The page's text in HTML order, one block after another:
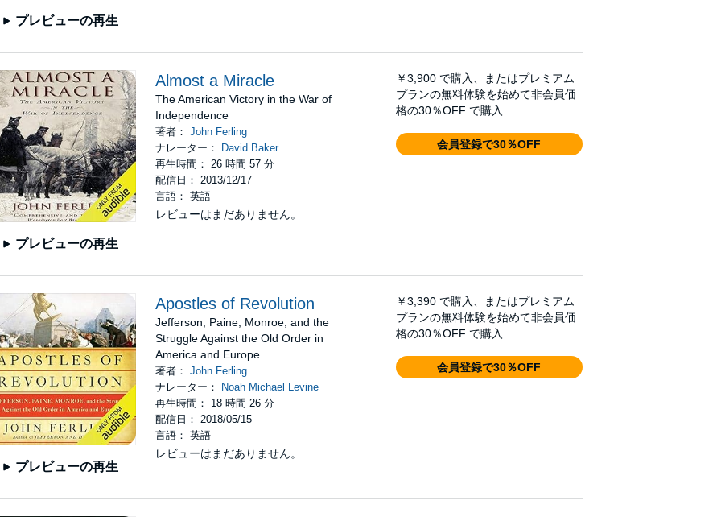
プレビューの再生
プレビューの再生
Almost a Miracle
The American Victory in the War of
Independence
著者：John Ferling
ナレーター： David Baker
再生時間： 26 時間 57 分
配信日： 2013/12/17
言語： 英語
レビューはまだありません。
￥3,900 で購入、またはプレミアム
プランの無料体験を始めて非会員価
格の30％OFF で購入
会員登録で30％OFF
プレビューの再生
Apostles of Revolution
Jefferson, Paine, Monroe, and the
Struggle Against the Old Order in
America and Europe
著者：John Ferling
ナレーター：
Noah Michael Levine
再生時間： 18 時間 26 分
配信日： 2018/05/15
言語： 英語
レビューはまだありません。
￥3,390 で購入、またはプレミアム
プランの無料体験を始めて非会員価
格の30％OFF で購入
会員登録で30％OFF